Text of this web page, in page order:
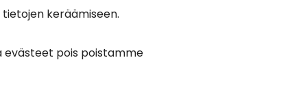
keräämiseen.
evästeet pois poistamme